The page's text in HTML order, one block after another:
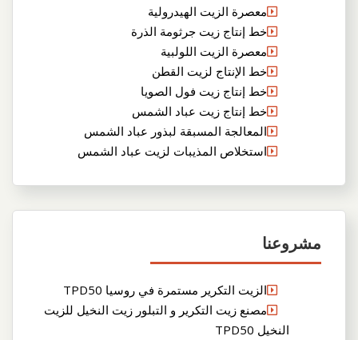
معصرة الزيت الهيدرولية
خط إنتاج زيت جرثومة الذرة
معصرة الزيت اللولبية
خط الإنتاج لزيت القطن
خط إنتاج زيت فول الصويا
خط إنتاج زيت عباد الشمس
المعالجة المسبقة لبذور عباد الشمس
استخلاص المذيبات لزيت عباد الشمس
مشروعنا
الزيت التكرير مستمرة في روسيا TPD50
مصنع زيت التكرير و التبلور زيت النخيل للزيت
النخيل TPD50